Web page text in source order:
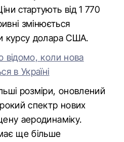
стартують від 1 770
змінюється
курсу долара США.
відомо, коли нова
в Україні
розміри, оновлений
спектр нових
аеродинаміку.
ще більше